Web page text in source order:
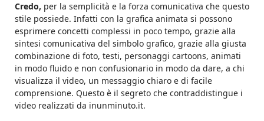
Credo, per la semplicità e la forza comunicativa che questo
stile possiede. Infatti con la grafica animata si possono
esprimere concetti complessi in poco tempo, grazie alla
sintesi comunicativa del simbolo grafico, grazie alla giusta
combinazione di foto, testi, personaggi cartoons, animati
in modo fluido e non confusionario in modo da dare, a chi
visualizza il video, un messaggio chiaro e di facile
comprensione. Questo è il segreto che contraddistingue i
video realizzati da inunminuto.it.